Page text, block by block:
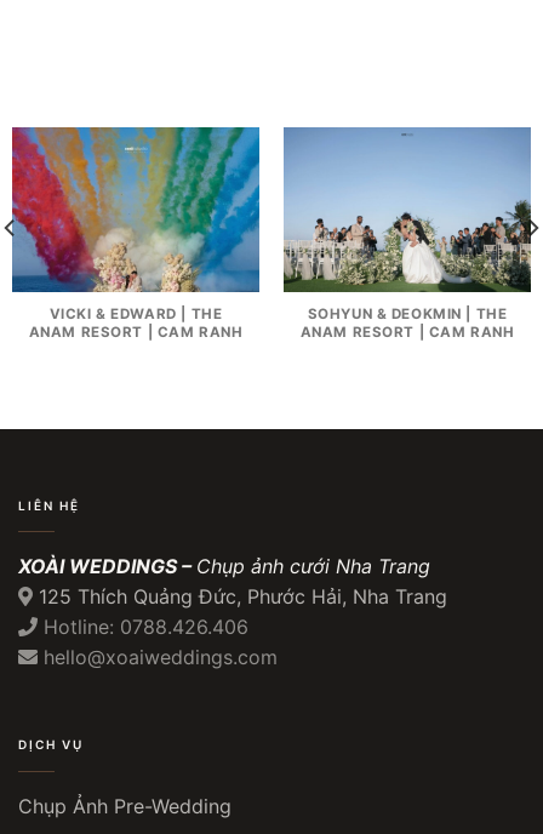
VICKI & EDWARD | THE
ANAM RESORT | CAM RANH
SOHYUN & DEOKMIN | THE
ANAM RESORT | CAM RANH
LIÊN HỆ
XOÀI WEDDINGS – Chụp ảnh cưới Nha Trang
125 Thích Quảng Đức, Phước Hải, Nha Trang
Hotline: 0788.426.406
hello@xoaiweddings.com
DỊCH VỤ
Chụp Ảnh Pre-Wedding